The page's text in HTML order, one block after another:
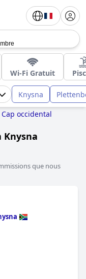
Wi-Fi Gratuit
Knysna
Cap occidental
Knysna
que nous